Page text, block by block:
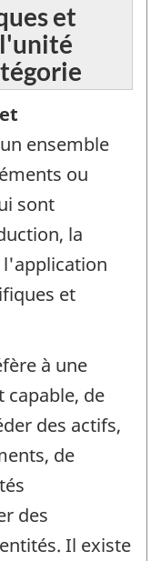
et
ensemble
ou
sont
la
et
à une
capable, de
des actifs,
de
des
Il existe